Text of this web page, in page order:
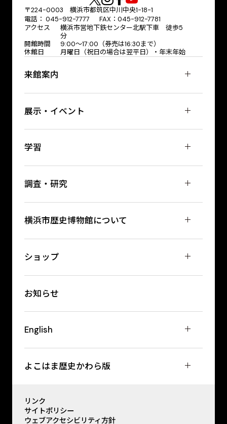
〒224-0003 横浜市都筑区中川中央1-18-1
電話： 045-912-7777 FAX：045-912-7781
アクセス
横浜市営地下鉄センター北駅下車 徒歩5
分
開館時間
9:00〜17:00（券売は16:30まで）
休館日
月曜日（祝日の場合は翌平日）・年末年始
来館案内
展示・イベント
学習
調査・研究
横浜市歴史博物館について
ショップ
お知らせ
English
よこはま歴史かわら版
リンク
サイトポリシー
ウェブアクセシビリティ方針